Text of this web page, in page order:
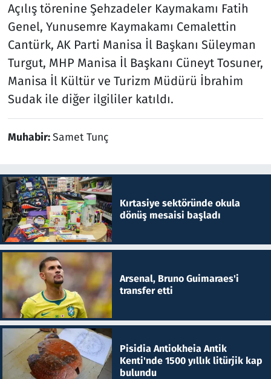
Açılış törenine Şehzadeler Kaymakamı Fatih
Genel, Yunusemre Kaymakamı Cemalettin
Cantürk, AK Parti Manisa İl Başkanı Süleyman
Turgut, MHP Manisa İl Başkanı Cüneyt Tosuner,
Manisa İl Kültür ve Turizm Müdürü İbrahim
Sudak ile diğer ilgililer katıldı.
Muhabir:Samet Tunç
Kırtasiye sektöründe okula
dönüş mesaisi başladı
Arsenal, Bruno Guimaraes'i
transfer etti
Pisidia Antiokheia Antik
Kenti'nde 1500 yıllık litürjik kap
bulundu